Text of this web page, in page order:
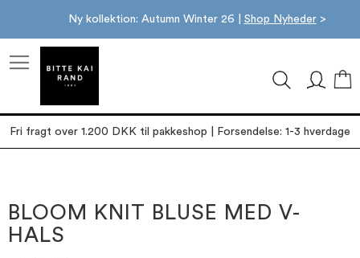
Ny kollektion: Autumn Winter 26 | Shop Nyheder>
Fri fragt over 1.200 DKK til pakkeshop | Forsendelse: 1-3 hverdage
slutningen
af
billedgalleriet
starten
af
billedgalleriet
BLOOM KNIT BLUSE MED V-
HALS